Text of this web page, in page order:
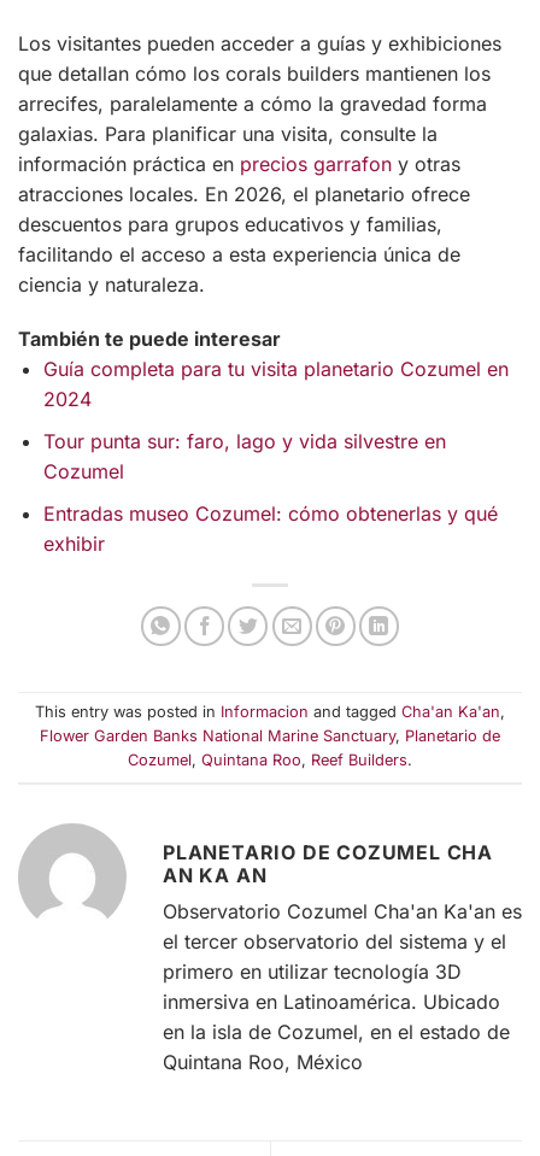
Los visitantes pueden acceder a guías y exhibiciones
que detallan cómo los corals builders mantienen los
arrecifes, paralelamente a cómo la gravedad forma
galaxias. Para planificar una visita, consulte la
información práctica en precios garrafon y otras
atracciones locales. En 2026, el planetario ofrece
descuentos para grupos educativos y familias,
facilitando el acceso a esta experiencia única de
ciencia y naturaleza.
También te puede interesar
Guía completa para tu visita planetario Cozumel en
2024
Tour punta sur: faro, lago y vida silvestre en
Cozumel
Entradas museo Cozumel: cómo obtenerlas y qué
exhibir
This entry was posted in Informacion and tagged Cha'an Ka'an,
Flower Garden Banks National Marine Sanctuary, Planetario de
Cozumel, Quintana Roo, Reef Builders.
PLANETARIO DE COZUMEL CHA
AN KA AN
Observatorio Cozumel Cha'an Ka'an es
el tercer observatorio del sistema y el
primero en utilizar tecnología 3D
inmersiva en Latinoamérica. Ubicado
en la isla de Cozumel, en el estado de
Quintana Roo, México